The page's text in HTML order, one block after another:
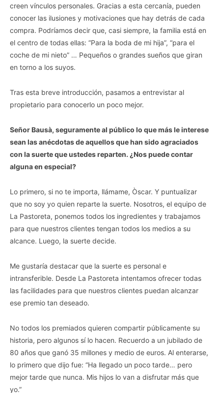
creen vínculos personales. Gracias a esta cercanía, pueden
conocer las ilusiones y motivaciones que hay detrás de cada
compra. Podríamos decir que, casi siempre, la familia está en
el centro de todas ellas: “Para la boda de mi hija”, “para el
coche de mi nieto” … Pequeños o grandes sueños que giran
en torno a los suyos.
Tras esta breve introducción, pasamos a entrevistar al
propietario para conocerlo un poco mejor.
Señor Bausà, seguramente al público lo que más le interese
sean las anécdotas de aquellos que han sido agraciados
con la suerte que ustedes reparten. ¿Nos puede contar
alguna en especial?
Lo primero, si no te importa, llámame, Òscar. Y puntualizar
que no soy yo quien reparte la suerte. Nosotros, el equipo de
La Pastoreta, ponemos todos los ingredientes y trabajamos
para que nuestros clientes tengan todos los medios a su
alcance. Luego, la suerte decide.
Me gustaría destacar que la suerte es personal e
intransferible. Desde La Pastoreta intentamos ofrecer todas
las facilidades para que nuestros clientes puedan alcanzar
ese premio tan deseado.
No todos los premiados quieren compartir públicamente su
historia, pero algunos sí lo hacen. Recuerdo a un jubilado de
80 años que ganó 35 millones y medio de euros. Al enterarse,
lo primero que dijo fue: “Ha llegado un poco tarde… pero
mejor tarde que nunca. Mis hijos lo van a disfrutar más que
yo.”